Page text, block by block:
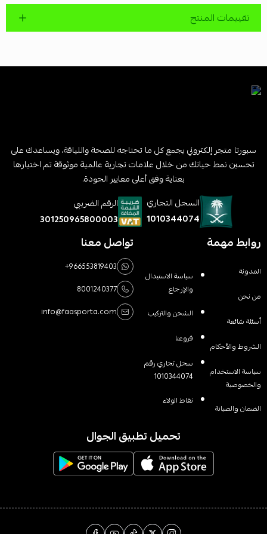
تقييمات المنتج
سبورتا متجر إلكتروني يجمع كل ما تحتاجه للصحة واللياقة، ويساعدك على
تحسين نمط حياتك من خلال علامات تجارية عالمية موثوقة تم اختيارها
بعناية وفق أعلى معايير الجودة.
السجل التجاري
1010344074
الرقم الضريبي
301250965800003
روابط مهمة
المدونة
من نحن
أسئلة شائعة
الشروط والأحكام
سياسة الاستخدام
والخصوصية
الضمان والصيانة
سياسة الاستبدال
والإرجاع
الشحن والتركيب
فروعنا
سجل تجاري رقم
1010344074
نقاط الولاء
تواصل معنا
+966553819403
8001240377
info@faasporta.com
تحميل تطبيق الجوال